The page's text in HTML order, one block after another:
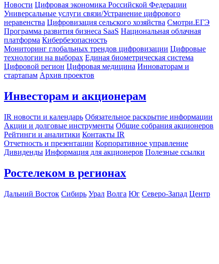
Новости Цифровая экономика Российской Федерации
Универсальные услуги связи/Устранение цифрового
неравенства Цифровизация сельского хозяйства Смотри.ЕГЭ
Программа развития бизнеса SaaS Национальная облачная
платформа Кибербезопасность
Мониторинг глобальных трендов цифровизации Цифровые
технологии на выборах Единая биометрическая система
Цифровой регион Цифровая медицина Инноваторам и
стартапам Архив проектов
Инвесторам и акционерам
IR новости и календарь Обязательное раскрытие информации
Акции и долговые инструменты Общие собрания акционеров
Рейтинги и аналитики Контакты IR
Отчетность и презентации Корпоративное управление
Дивиденды Информация для акционеров Полезные ссылки
Ростелеком в регионах
Дальний Восток Сибирь Урал Волга Юг Северо-Запад Центр